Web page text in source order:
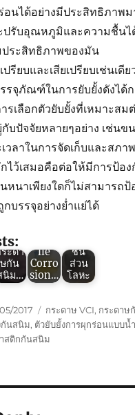
อนได้อย่างมีประสิทธิภาพม
ปรับอุณหภูมิและความชื้นไ
ประสิทธิภาพของมัน
รียบและเสียเปรียบเช่นเดี
รจุภัณฑ์ในการยับยั้งดังได้
รเลือกตัวยับยั้งที่เหมาะสม
บปัจจัยหลายๆอย่าง เช่นข
วลาในการจัดเก็บและสภา
ไว้เสมอคือต่อให้มีการป้อง
นาเพียงใดก็ไม่สามารถป้
บรรจุอย่างย่ำแย่ได้
: 3
ข้อดี
ของ
การ
ใช้
ะดา
ษกัน
นิม…
VCI :
ถุง
พลาสติ
กกัน
สนิมV
ile
Corro
sion…
Green
VCI :
ถุง
พลาสติ
กกัน
สนิม
ใช้ใน
ชิ้น
ส่วน
โลหะ
2017 Tags
กระดาษ VCI, กระดาษ
นสนิม, ตัวยับยั้งการผุกร่อนแบบน้
สติกกันสนิม